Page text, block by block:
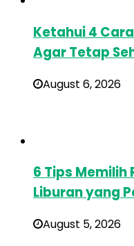
Ketahui 4
Agar Tetap
August 6, 2026
6 Tips Memilih
Liburan yang
August 5, 2026